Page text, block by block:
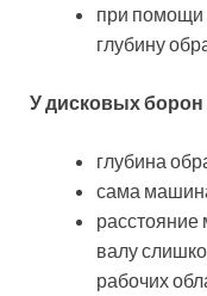
при
глубину
У дисковых борон
глубина
сама
валу
рабочих